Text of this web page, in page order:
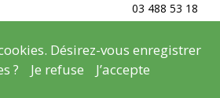
03 488 53 18
03 489 07 63
Désirez-vous enregistrer
?
Je refuse J’accepte